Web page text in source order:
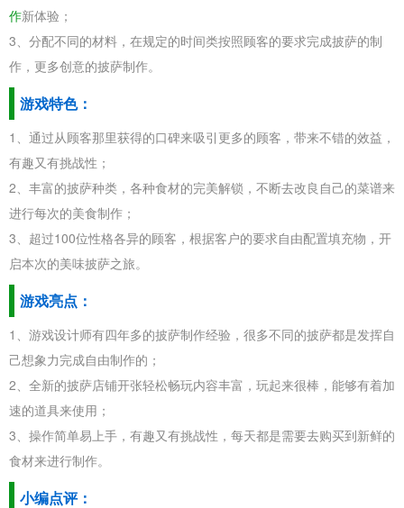
作新体验；
3、分配不同的材料，在规定的时间类按照顾客的要求完成披萨的制
作，更多创意的披萨制作。
游戏特色：
1、通过从顾客那里获得的口碑来吸引更多的顾客，带来不错的效益，
有趣又有挑战性；
2、丰富的披萨种类，各种食材的完美解锁，不断去改良自己的菜谱来
进行每次的美食制作；
3、超过100位性格各异的顾客，根据客户的要求自由配置填充物，开
启本次的美味披萨之旅。
游戏亮点：
1、游戏设计师有四年多的披萨制作经验，很多不同的披萨都是发挥自
己想象力完成自由制作的；
2、全新的披萨店铺开张轻松畅玩内容丰富，玩起来很棒，能够有着加
速的道具来使用；
3、操作简单易上手，有趣又有挑战性，每天都是需要去购买到新鲜的
食材来进行制作。
小编点评：